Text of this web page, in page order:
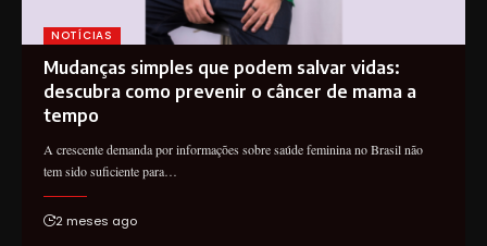
NOTÍCIAS
Mudanças simples que podem salvar vidas:
descubra como prevenir o câncer de mama a
tempo
A crescente demanda por informações sobre saúde feminina no Brasil não
tem sido suficiente para…
2 meses ago